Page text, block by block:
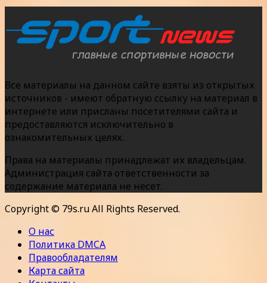
Все материалы на данном сайте взяты из открытых
источников - имеют обратную ссылку на материал в
интернете или присланы посетителями сайта и
предоставляются исключительно в
ознакомительных целях.
Права на материалы принадлежат их владельцам.
Администрация сайта ответственности за
содержание материала не несет.
Copyright © 79s.ru All Rights Reserved.
О нас
Политика DMCA
Правообладателям
Карта сайта